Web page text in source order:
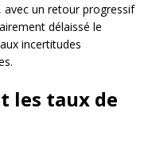
avec un retour progressif
délaissé le
incertitudes
les taux de